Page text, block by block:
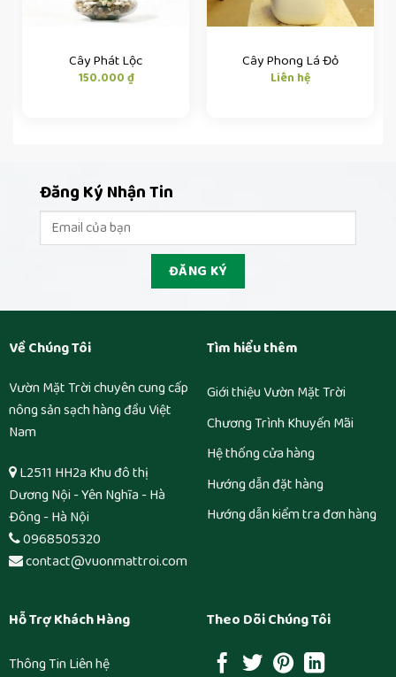
Cây Phát Lộc
150.000₫
Cây Phong Lá Đỏ
Liên hệ
Đăng Ký Nhận Tin
Về Chúng Tôi
Vườn Mặt Trời chuyên cung cấp
nông sản sạch hàng đầu Việt
Nam
L2511 HH2a Khu đô thị
Dương Nội - Yên Nghĩa - Hà
Đông - Hà Nội
0968505320
contact@vuonmattroi.com
Tìm hiểu thêm
Giới thiệu Vườn Mặt Trời
Chương Trình Khuyến Mãi
Hệ thống cửa hàng
Hướng dẫn đặt hàng
Hướng dẫn kiểm tra đơn hàng
Hỗ Trợ Khách Hàng
Thông Tin Liên hệ
Theo Dõi Chúng Tôi